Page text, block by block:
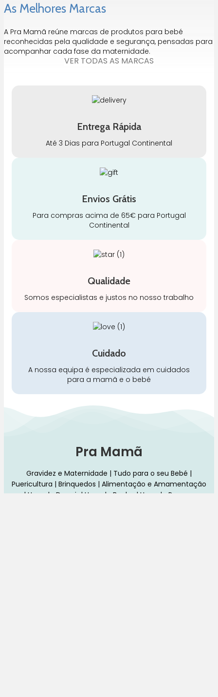
As Melhores Marcas
A Pra Mamã reúne marcas de produtos para bebé
reconhecidas pela qualidade e segurança, pensadas para
acompanhar cada fase da maternidade.
VER TODAS AS MARCAS
Entrega Rápida
Até 3 Dias para Portugal Continental
Envios Grátis
Para compras acima de 65€ para Portugal
Continental
Qualidade
Somos especialistas e justos no nosso trabalho
Cuidado
A nossa equipa é especializada em cuidados
para a mamã e o bebé
Pra Mamã
Gravidez e Maternidade | Tudo para o seu Bebé |
Puericultura | Brinquedos | Alimentação e Amamentação
| Hora de Dormir | Hora do Banho | Hora de Passear